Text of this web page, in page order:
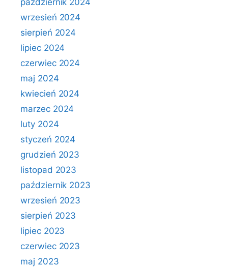
październik 2024
wrzesień 2024
sierpień 2024
lipiec 2024
czerwiec 2024
maj 2024
kwiecień 2024
marzec 2024
luty 2024
styczeń 2024
grudzień 2023
listopad 2023
październik 2023
wrzesień 2023
sierpień 2023
lipiec 2023
czerwiec 2023
maj 2023